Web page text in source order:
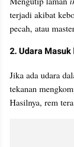
terjadi akibat
pecah, atau
2. Udara
Jika ada udara
tekanan
Hasilnya, rem